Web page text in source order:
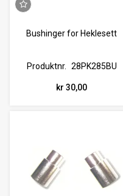
Bushinger for Heklesett
Produktnr. 28PK285BU
kr 30,00